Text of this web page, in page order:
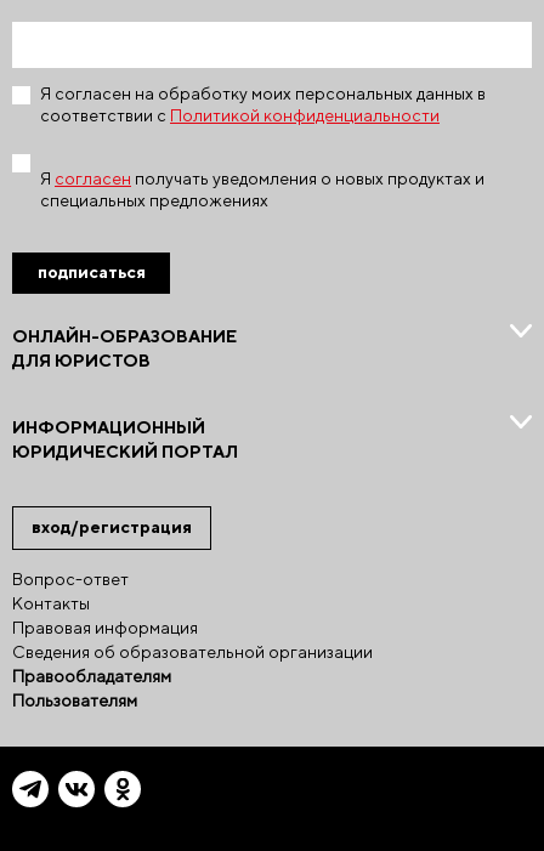
вход/регистрация
Вопрос-ответ
Контакты
Правовая информация
Сведения об образовательной организации
Правообладателям
Пользователям
ОНЛАЙН-ОБРАЗОВАНИЕ
ДЛЯ ЮРИСТОВ
ИНФОРМАЦИОННЫЙ
ЮРИДИЧЕСКИЙ ПОРТАЛ
Я согласен на обработку моих персональных данных в
соответствии с Политикой конфиденциальности
Я согласен получать уведомления о новых продуктах и
специальных предложениях
подписаться